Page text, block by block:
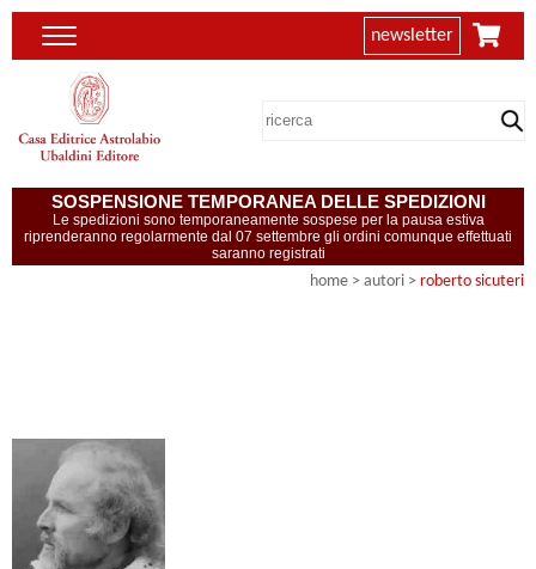
newsletter
SOSPENSIONE TEMPORANEA DELLE SPEDIZIONI
Le spedizioni sono temporaneamente sospese per la pausa estiva
riprenderanno regolarmente dal 07 settembre gli ordini comunque effettuati
saranno registrati
home > autori > roberto sicuteri